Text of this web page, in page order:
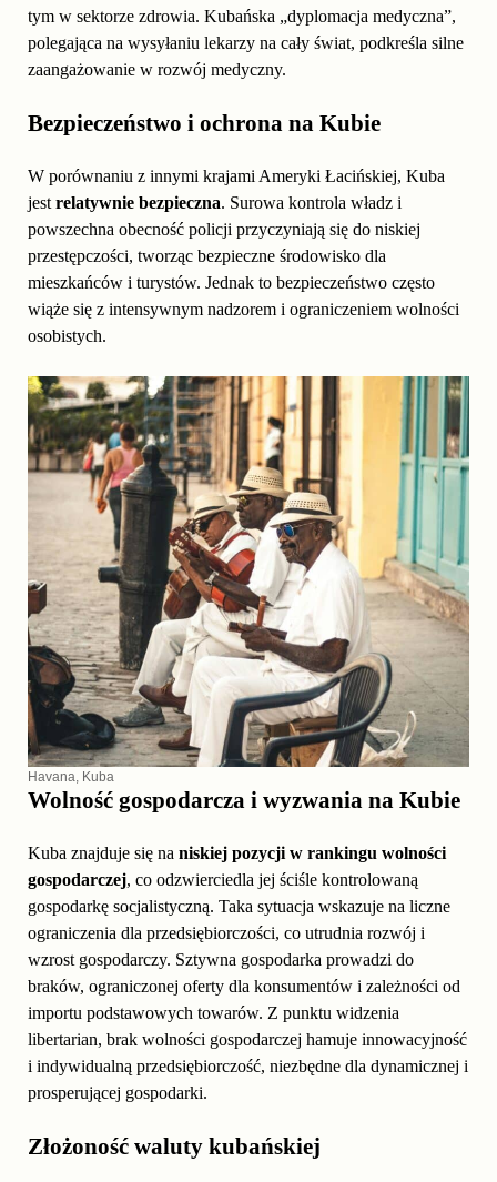
tym w sektorze zdrowia. Kubańska „dyplomacja medyczna”,
polegająca na wysyłaniu lekarzy na cały świat, podkreśla silne
zaangażowanie w rozwój medyczny.
Bezpieczeństwo i ochrona na Kubie
W porównaniu z innymi krajami Ameryki Łacińskiej, Kuba
jest relatywnie bezpieczna. Surowa kontrola władz i
powszechna obecność policji przyczyniają się do niskiej
przestępczości, tworząc bezpieczne środowisko dla
mieszkańców i turystów. Jednak to bezpieczeństwo często
wiąże się z intensywnym nadzorem i ograniczeniem wolności
osobistych.
Havana, Kuba
Wolność gospodarcza i wyzwania na Kubie
Kuba znajduje się na niskiej pozycji w rankingu wolności
gospodarczej, co odzwierciedla jej ściśle kontrolowaną
gospodarkę socjalistyczną. Taka sytuacja wskazuje na liczne
ograniczenia dla przedsiębiorczości, co utrudnia rozwój i
wzrost gospodarczy. Sztywna gospodarka prowadzi do
braków, ograniczonej oferty dla konsumentów i zależności od
importu podstawowych towarów. Z punktu widzenia
libertarian, brak wolności gospodarczej hamuje innowacyjność
i indywidualną przedsiębiorczość, niezbędne dla dynamicznej i
prosperującej gospodarki.
Złożoność waluty kubańskiej